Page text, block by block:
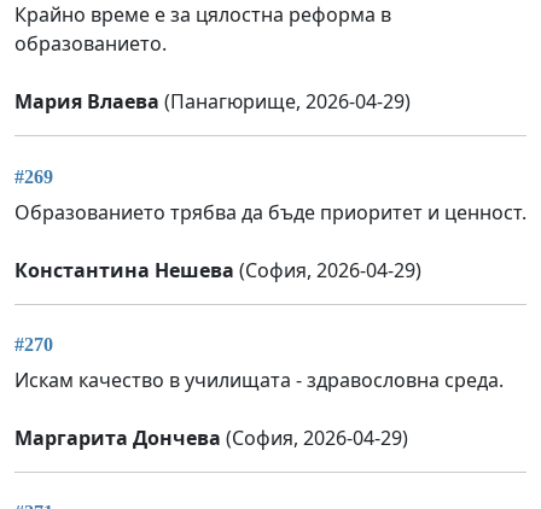
Крайно време е за цялостна реформа в
образованието.
Мария Влаева (Панагюрище, 2026-04-29)
#269
Образованието трябва да бъде приоритет и ценност.
Константина Нешева (София, 2026-04-29)
#270
Искам качество в училищата - здравословна среда.
Маргарита Дончева (София, 2026-04-29)